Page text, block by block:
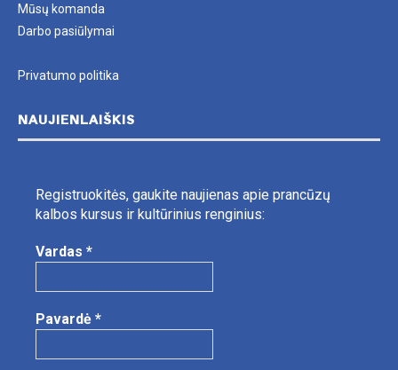
Mūsų komanda
Darbo pasiūlymai
Privatumo politika
NAUJIENLAIŠKIS
Registruokitės, gaukite naujienas apie prancūzų
kalbos kursus ir kultūrinius renginius:
Vardas *
Pavardė *